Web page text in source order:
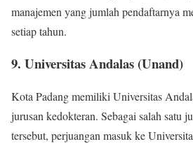
manajemen yang jumlah pendaftarnya
setiap tahun.
9. Universitas Andalas (Unand)
Kota Padang memiliki Universitas
jurusan kedokteran. Sebagai salah satu
tersebut, perjuangan masuk ke